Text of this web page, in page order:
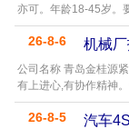
亦可。年龄18-45岁。
26-8-6 机械
公司名称 青岛金桂源
有上进心,有协作精神
26-8-5 汽车